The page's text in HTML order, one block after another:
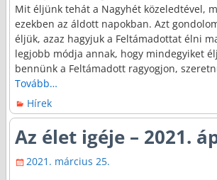
Mit éljünk tehát a Nagyhét közeledtével,
ezekben az áldott napokban. Azt
éljük, azaz hagyjuk a Feltámadottat élni
legjobb módja annak, hogy mindegyiket
bennünk a Feltámadott ragyogjon,
Tovább…
Hírek
Az élet igéje – 2021.
2021. március 25.